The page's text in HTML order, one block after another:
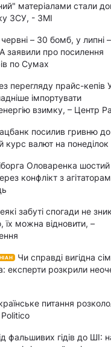
матеріалами стали
ЗСУ, - ЗМІ
– 30 бомб, у липні
заявили про посилення
по Сумах
перегляду прайс-кепів
імпортувати
взимку, – Центр
посилив гривню
курс валют на понеділок
Оловаренка шостий
конфлікт з
забуті спогади не
їх можна відновити, –
Чи справді вигідна
експерти розкрили
питання
Politico
фальшивих гідів до ШІ: